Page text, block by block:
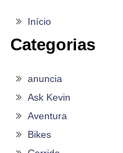
Início
Categorias
anuncia
Ask Kevin
Aventura
Bikes